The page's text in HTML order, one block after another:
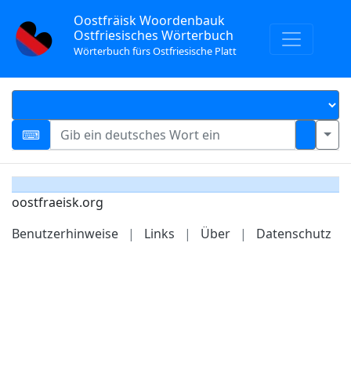
Oostfräisk Woordenbauk
Ostfriesisches Wörterbuch
Wörterbuch fürs Ostfriesische Platt
oostfraeisk.org
Benutzerhinweise
| Links | Über | Datenschutz